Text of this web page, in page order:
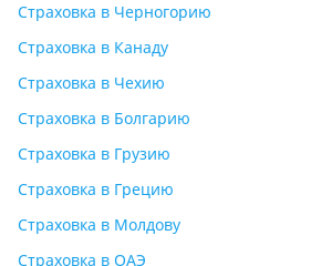
Страховка в Черногорию
Страховка в Канаду
Страховка в Чехию
Страховка в Болгарию
Страховка в Грузию
Страховка в Грецию
Страховка в Молдову
Страховка в ОАЭ